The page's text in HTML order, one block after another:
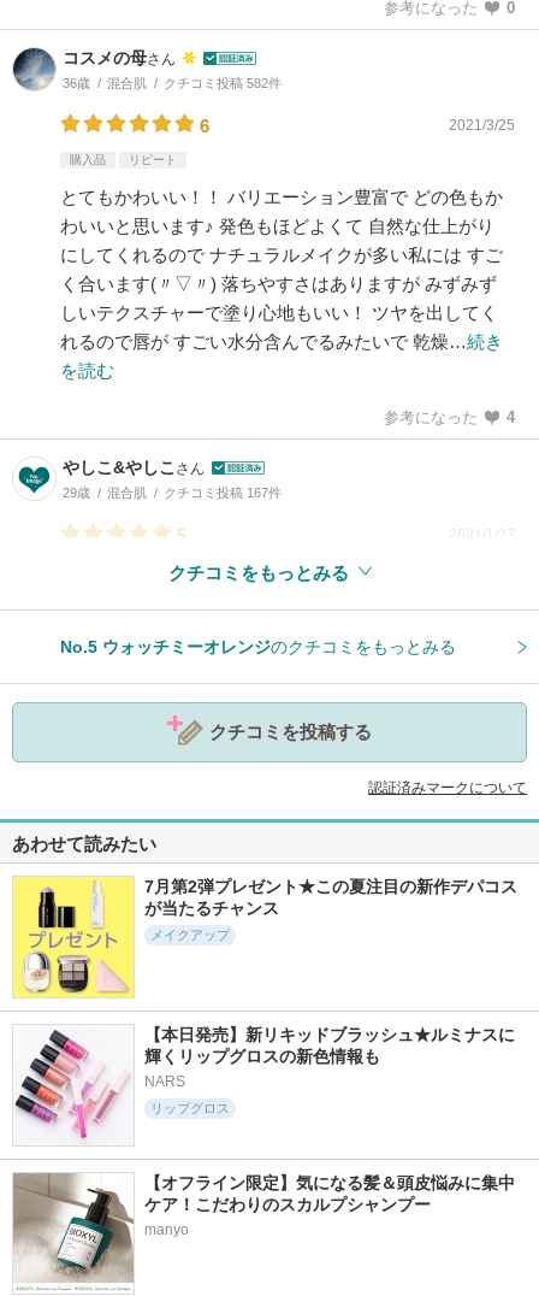
参考になった 0
コスメの母さん
36歳 混合肌 クチコミ投稿 582件
6 2021/3/25
購入品 リピート
とてもかわいい！！ バリエーション豊富で どの色もか
わいいと思います♪ 発色もほどよくて 自然な仕上がり
にしてくれるので ナチュラルメイクが多い私には すご
く合います(〃▽〃) 落ちやすさはありますが みずみず
しいテクスチャーで塗り心地もいい！ ツヤを出してく
れるので唇が すごい水分含んでるみたいで 乾燥…続き
を読む
参考になった 4
やしこ&やしこ さん
29歳 混合肌 クチコミ投稿 167件
5 2021/1/27
クチコミをもっとみる
No.5 ウォッチミーオレンジのクチコミをもっとみる
クチコミを投稿する
認証済みマークについて
あわせて読みたい
7月第2弾プレゼント★この夏注目の新作デパコス
が当たるチャンス
メイクアップ
【本日発売】新リキッドブラッシュ★ルミナスに
輝くリップグロスの新色情報も
NARS
リップグロス
【オフライン限定】気になる髪＆頭皮悩みに集中
ケア！こだわりのスカルプシャンプー
manyo